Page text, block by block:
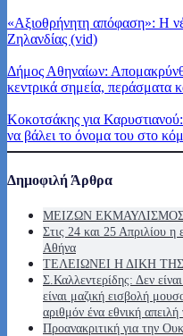
«Αξιοθρήνητη απόφαση»: Η
Ζηλανδίας (vid)
Δήμος Αθηναίων:
κεντρικά σημεία, περάσματα
Κοκοτσάκης για
να βάλει το όνομα του στο
Δημοφιλή Άρθρα
ΜΕΙΖΩΝ
Στις 24 και 25 Απριλίου
Αθήνα
ΤΕΛΕΙΩΝΕΙ Η ΔΙΚΗ
Σ.Καλλεντερίδης: Δεν
είναι μαζική εισβολή
αριθμόν ένα εθνική
Προανακριτική για την